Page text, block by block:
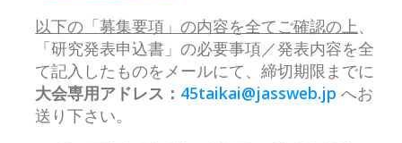
以下の「募集要項」の内容を全てご確認の上、
「研究発表申込書」の必要事項／発表内容を全
て記入したものをメールにて、締切期限までに
大会専用アドレス： 45taikai@jassweb.jp へお
送り下さい。